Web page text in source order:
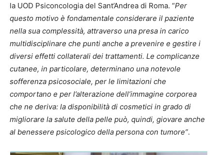
la UOD Psiconcologia del Sant’Andrea di Roma. “Per
questo motivo è fondamentale considerare il paziente
nella sua complessità, attraverso una presa in carico
multidisciplinare che punti anche a prevenire e gestire i
diversi effetti collaterali dei trattamenti. Le complicanze
cutanee, in particolare, determinano una notevole
sofferenza psicosociale, per le limitazioni che
comportano e per l’alterazione dell’immagine corporea
che ne deriva: la disponibilità di cosmetici in grado di
migliorare la salute della pelle può, quindi, giovare anche
al benessere psicologico della persona con tumore”.